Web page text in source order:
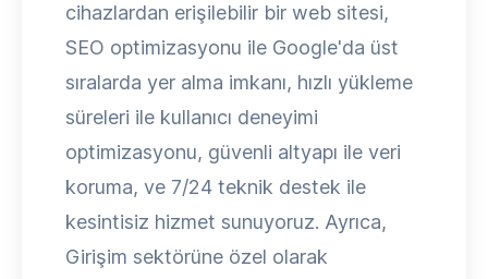
cihazlardan erişilebilir bir web sitesi,
SEO optimizasyonu ile Google'da üst
sıralarda yer alma imkanı, hızlı yükleme
süreleri ile kullanıcı deneyimi
optimizasyonu, güvenli altyapı ile veri
koruma, ve 7/24 teknik destek ile
kesintisiz hizmet sunuyoruz. Ayrıca,
Girişim sektörüne özel olarak